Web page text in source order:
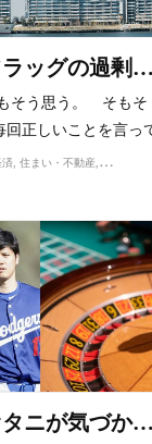
ラッグの過剰
そう思う。 そもそ
回正しいことを言
済 住まい・不動産 所得・年収
タニが気づか